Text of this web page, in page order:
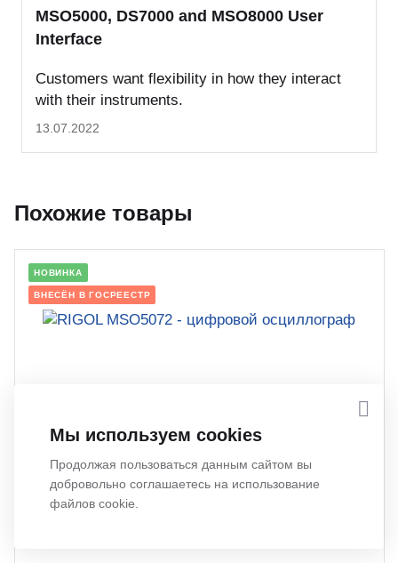
MSO5000, DS7000 and MSO8000 User
Interface
Customers want flexibility in how they interact
with their instruments.
13.07.2022
Похожие товары
НОВИНКА
ВНЕСЁН В ГОСРЕЕСТР
Бренд:RIGOL
Количество каналов:
Мы используем cookies
Продолжая пользоваться данным сайтом вы
добровольно соглашаетесь на использование
файлов cookie.